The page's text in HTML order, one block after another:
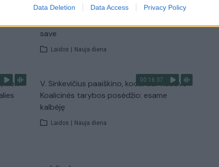
Data Deletion Data Access Privacy Policy
00:11:27
Lietuvos pasiruošimą pavojams neigiamai
save
Laidos | Nauja diena
kiek
00:16:37
V. Sinkevičius paaiškino, kodėl dar nebuvo
Koalicinės tarybos posėdžio: esame
kalbėję
Laidos | Nauja diena